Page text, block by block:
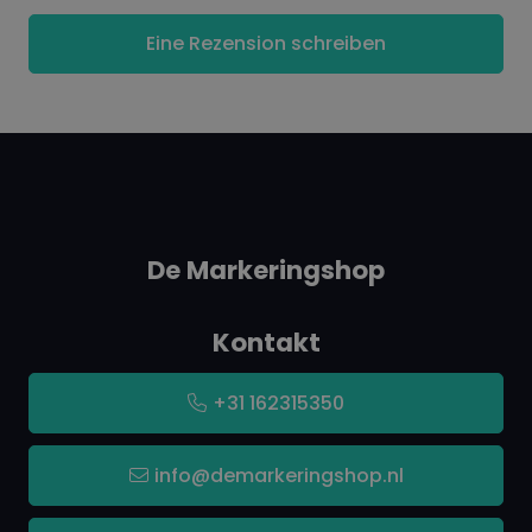
Eine Rezension schreiben
De Markeringshop
Kontakt
+31 162315350
info@demarkeringshop.nl